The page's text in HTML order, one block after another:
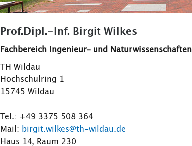
Prof.Dipl.-Inf. Birgit Wilkes
Fachbereich Ingenieur- und Naturwissenschaften
TH Wildau
Hochschulring 1
15745 Wildau
Tel.: +49 3375 508 364
Mail: birgit.wilkes@th-wildau.de
Haus 14, Raum 230